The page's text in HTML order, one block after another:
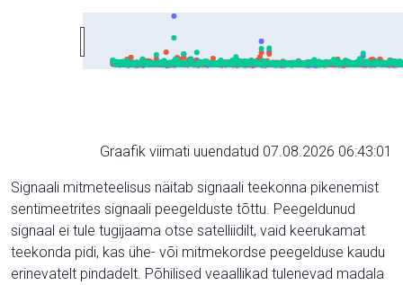
Graafik viimati uuendatud 07.08.2026 06:43:01
Signaali mitmeteelisus näitab signaali teekonna pikenemist
sentimeetrites signaali peegelduste tõttu. Peegeldunud
signaal ei tule tugijaama otse satelliidilt, vaid keerukamat
teekonda pidi, kas ühe- või mitmekordse peegelduse kaudu
erinevatelt pindadelt. Põhilised veaallikad tulenevad madala